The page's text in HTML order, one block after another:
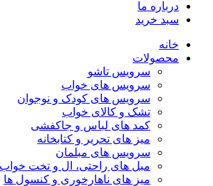
درباره ما
سبد خرید
خانه
محصولات
سرویس تاشو
سرویس های خواب
سرویس های کودک و نوجوان
تشک و کالای خواب
کمد های لباس و جاکفشی
میز های تحریر و کتابخانه
سرویس های مبلمان
مبل های راحتی، ال و تخت
میز های ناهارخوری و کنسول ها